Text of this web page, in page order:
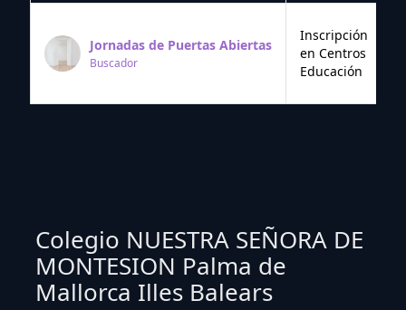
Jornadas de Puertas Abiertas
Buscador
Inscripción
en Centros
Educación
Colegio NUESTRA SEÑORA DE
MONTESION Palma de
Mallorca Illes Balears